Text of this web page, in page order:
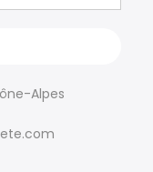
Alpes